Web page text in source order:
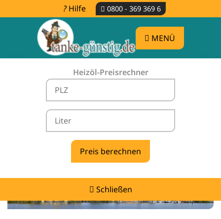
Hilfe 0800 - 369 369 6
MENÜ
Heizöl-Preisrechner
Schließen
Heizölpreise Blumenhagen -
vergleichen & günstig tanken